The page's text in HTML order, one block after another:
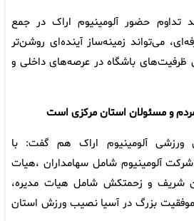
تداوم حضور آلومینیوم اراک در جمع
می‌تواند زمینه‌ساز آینده‌ای روشن‌تر
ظرفیت‌های باشگاه در عرصه‌های داخلی و
و مسئولان استان مرکزی است
ورزشی آلومینیوم اراک هم گفت: با
آلومینیوم شامل سهامداران ،هیات
شریف و زحمتکش شامل هیات مدیره،
موفقیت بزرگ در آسیا نصیب ورزش استان